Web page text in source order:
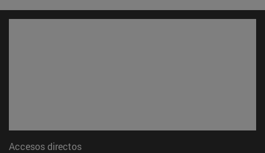
Accesos directos